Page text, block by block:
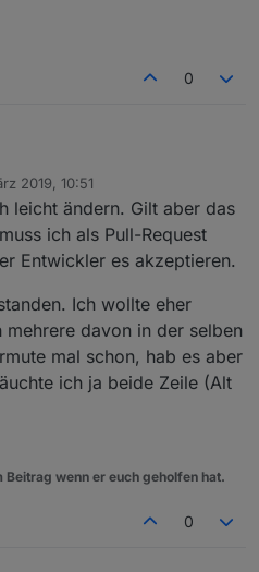
0
2019, 10:51
leicht ändern. Gilt aber das
ich als Pull-Request
Entwickler es akzeptieren.
Ich wollte eher
davon in der selben
mal schon, hab es aber
ich ja beide Zeile (Alt
wenn er euch geholfen hat.
0